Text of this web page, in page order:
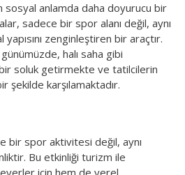
anlamda daha doyurucu bir
sadece bir spor alanı değil, aynı
zenginleştiren bir araçtır.
günümüzde, halı saha gibi
soluk getirmekte ve tatilcilerin
şekilde karşılamaktadır.
bir spor aktivitesi değil, aynı
Bu etkinliği turizm ile
için hem de yerel